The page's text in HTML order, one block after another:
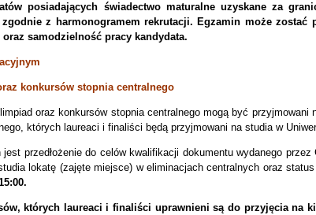
posiadających świadectwo maturalne uzyskane za
zgodnie z harmonogramem rekrutacji. Egzamin może
samodzielność pracy kandydata.
konkursów stopnia centralnego
oraz konkursów stopnia centralnego mogą być
których laureaci i finaliści będą przyjmowani na studia w
przedłożenie do celów kwalifikacji dokumentu wydanego
lokatę (zajęte miejsce) w eliminacjach centralnych oraz
których laureaci i finaliści uprawnieni są do przyjęcia na